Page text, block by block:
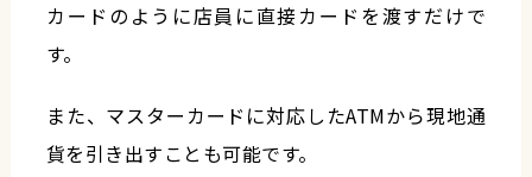
カードのように店員に直接カードを渡すだけで
す。
また、マスターカードに対応したATMから現地通
貨を引き出すことも可能です。